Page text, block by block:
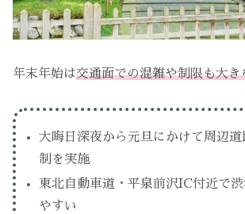
年末年始は交通面での混雑や制限も大き
大晦日深夜から元旦にかけて周辺道
制を実施
東北自動車道・平泉前沢IC付近で
やすい